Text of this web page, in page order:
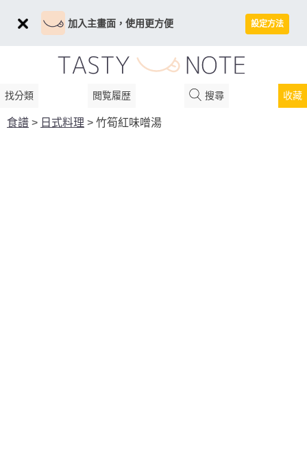
加入主畫面，使用更方便 設定方法
找分類 閲覧履歴 搜尋 收藏
食譜 > 日式料理 > 竹筍紅味噌湯